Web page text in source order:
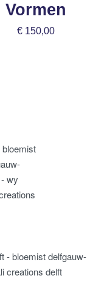
Vormen
€ 150,00